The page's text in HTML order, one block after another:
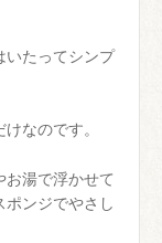
いたってシンプ
なのです。
お湯で浮かせて
ンジでやさし